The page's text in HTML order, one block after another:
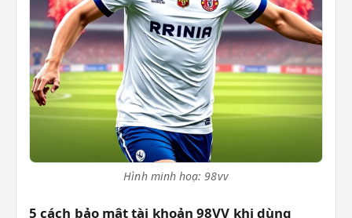
Hình minh hoạ: 98vv
5 cách bảo mật tài khoản 98VV khi dùng